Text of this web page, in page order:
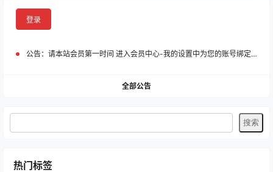
登录
公告： 请本站会员第一时间 进入会员中心-我的设置中为您的账号绑定邮箱!
全部公告
热门标签